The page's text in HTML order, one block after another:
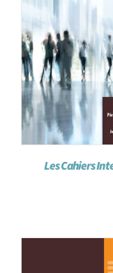
Les Cahiers